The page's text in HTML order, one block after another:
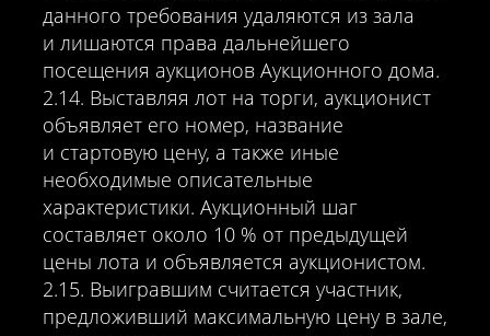
данного требования удаляются из зала
и лишаются права дальнейшего
посещения аукционов Аукционного дома.
2.14. Выставляя лот на торги, аукционист
объявляет его номер, название
и стартовую цену, а также иные
необходимые описательные
характеристики. Аукционный шаг
составляет около 10 % от предыдущей
цены лота и объявляется аукционистом.
2.15. Выигравшим считается участник,
предложивший максимальную цену в зале,